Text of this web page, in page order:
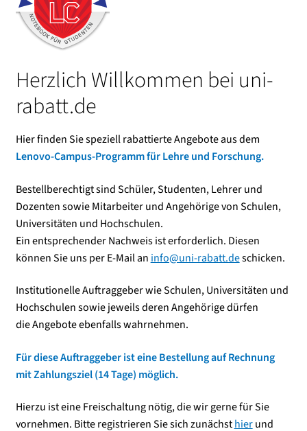
Kasse
Mein Konto
Shop
Versand-/Lieferkosten
Warenkorb
Widerrufsbelehrung und Widerrufsfomular
Zahlungsarten
Herzlich Willkommen bei uni-
rabatt.de
Hier finden Sie speziell rabattierte Angebote aus dem
Lenovo-Campus‑Programm für Lehre und Forschung.
Bestellberechtigt sind Schüler, Studenten, Lehrer und
Dozenten sowie Mitarbeiter und Angehörige von Schulen,
Universitäten und Hochschulen.
Ein entsprechender Nachweis ist erforderlich. Diesen
können Sie uns per E-Mail an info@uni-rabatt.deschicken.
Institutionelle Auftraggeber wie Schulen, Universitäten und
Hochschulen sowie jeweils deren Angehörige dürfen
die Angebote ebenfalls wahrnehmen.
Für diese Auftraggeber ist eine Bestellung auf Rechnung
mit Zahlungsziel (14 Tage) möglich.
Hierzu ist eine Freischaltung nötig, die wir gerne für Sie
vornehmen. Bitte registrieren Sie sich zunächsthierund